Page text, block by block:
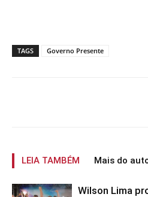
TAGS Governo Presente
LEIA TAMBÉM Mais do
Wilson Lima